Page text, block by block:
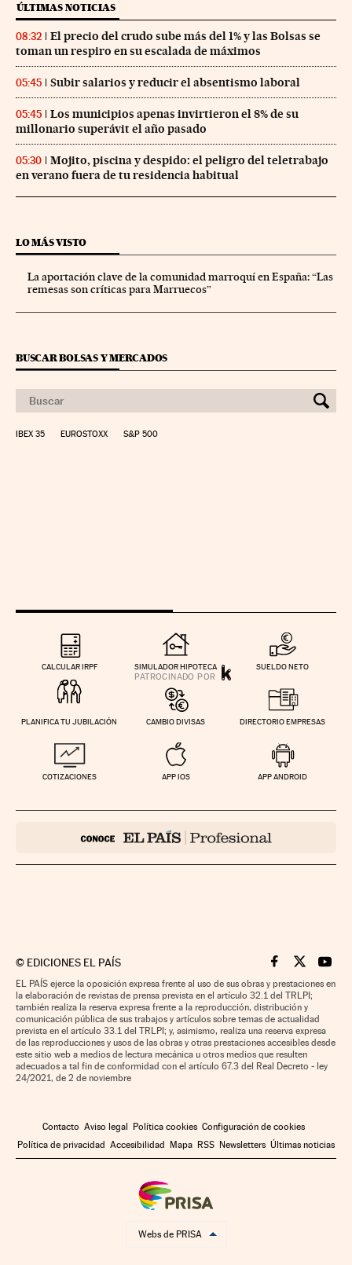
ÚLTIMAS NOTICIAS
08:32
El precio del crudo sube más del 1% y las Bolsas se
toman un respiro en su escalada de máximos
05:45 Subir salarios y reducir el absentismo laboral
05:45
Los municipios apenas invirtieron el 8% de su
millonario superávit el año pasado
05:30
Mojito, piscina y despido: el peligro del teletrabajo
en verano fuera de tu residencia habitual
LO MÁS VISTO
La aportación clave de la comunidad marroquí en España: “Las
remesas son críticas para Marruecos”
BUSCAR BOLSAS Y MERCADOS
IBEX 35 EUROSTOXX S&P 500
CALCULAR IRPF SIMULADOR HIPOTECA SUELDO NETO
PLANIFICA TU JUBILACIÓN CAMBIO DIVISAS DIRECTORIO EMPRESAS
COTIZACIONES APP IOS APP ANDROID
© EDICIONES EL PAÍS Cinco Días en
Cinco Días
Cinco
EL PAÍS ejerce la oposición expresa frente al uso de sus obras y prestaciones en
la elaboración de revistas de prensa prevista en el artículo 32.1 del TRLPI;
también realiza la reserva expresa frente a la reproducción, distribución y
comunicación pública de sus trabajos y artículos sobre temas de actualidad
prevista en el artículo 33.1 del TRLPI; y, asimismo, realiza una reserva expresa
de las reproducciones y usos de las obras y otras prestaciones accesibles desde
este sitio web a medios de lectura mecánica u otros medios que resulten
adecuados a tal fin de conformidad con el artículo 67.3 del Real Decreto - ley
24/2021, de 2 de noviembre
Contacto Aviso legal Política cookies Configuración de cookies
Política de privacidad Accesibilidad Mapa RSS Newsletters Últimas noticias
Webs de PRISA